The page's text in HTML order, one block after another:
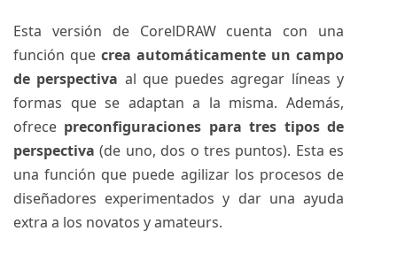
Esta versión de CorelDRAW cuenta con una
función que crea automáticamente un campo
de perspectiva al que puedes agregar líneas y
formas que se adaptan a la misma. Además,
ofrece preconfiguraciones para tres tipos de
perspectiva (de uno, dos o tres puntos). Esta es
una función que puede agilizar los procesos de
diseñadores experimentados y dar una ayuda
extra a los novatos y amateurs.